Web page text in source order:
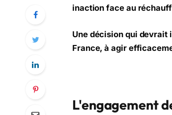
inaction face au
Une décision qui devrait
France, à agir
L'engagement